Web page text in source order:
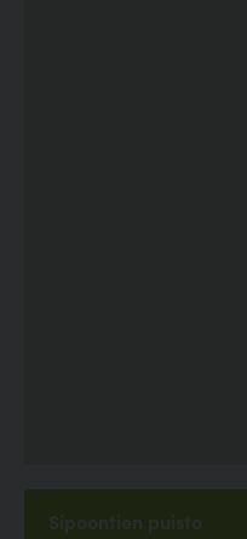
Sipoontien puisto